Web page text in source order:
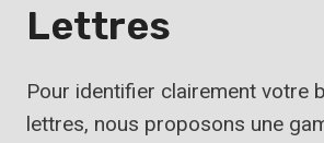
Lettres
Pour identifier clairement votre
lettres, nous proposons une